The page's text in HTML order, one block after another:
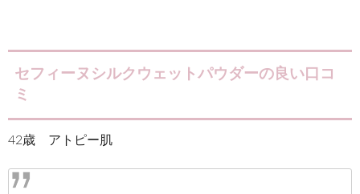
セフィーヌシルクウェットパウダーの良い口コ
ミ
42歳 アトピー肌